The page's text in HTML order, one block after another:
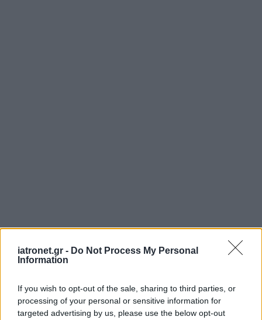
iatronet.gr - Do Not Process My Personal
Information
If you wish to opt-out of the sale, sharing to third parties, or
processing of your personal or sensitive information for
targeted advertising by us, please use the below opt-out